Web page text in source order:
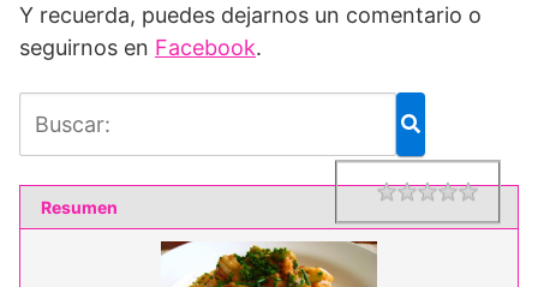
Y recuerda, puedes dejarnos un comentario o
seguirnos en Facebook.
Resumen Rating